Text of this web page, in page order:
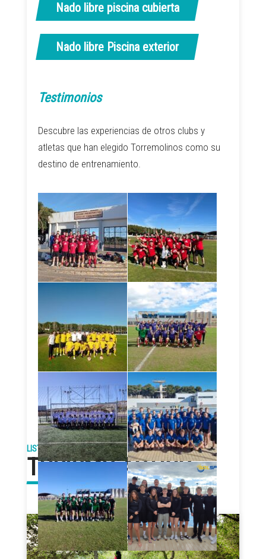
Nado libre piscina cubierta
Nado libre Piscina exterior
Testimonios
Descubre las experiencias de otros clubs y
atletas que han elegido Torremolinos como su
destino de entrenamiento.
LISTADO DE SERVICIOS
TURISMO ACTIVO